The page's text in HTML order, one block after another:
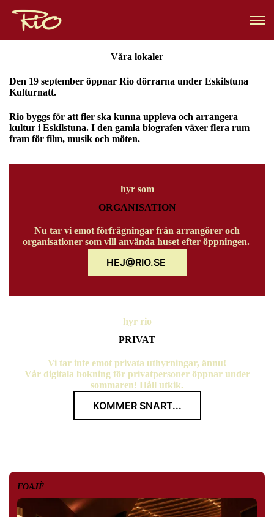
Våra lokaler
Den 19 september öppnar Rio dörrarna under Eskilstuna
Kulturnatt.
Rio byggs för att fler ska kunna uppleva och arrangera
kultur i Eskilstuna. I den gamla biografen växer flera rum
fram för film, musik och möten.
hyr som
ORGANISATION
Nu tar vi emot förfrågningar från arrangörer och
organisationer som vill använda huset efter öppningen.
HEJ@RIO.SE
hyr rio
PRIVAT
Vi tar inte emot privata uthyrningar, ännu!
Vår digitala bokning för privatpersoner öppnar under
sommaren! Håll utkik.
KOMMER SNART...
FOAJÈ